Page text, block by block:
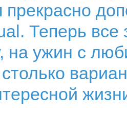
прекрасно
Теперь все
на ужин с